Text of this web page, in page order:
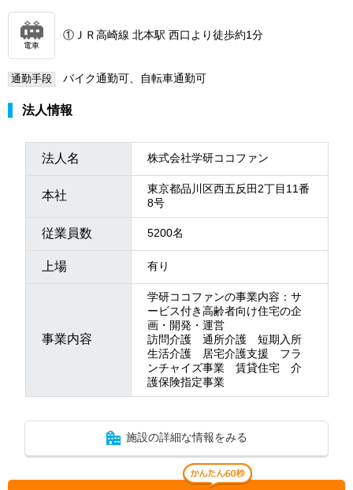
電車
①ＪＲ高崎線 北本駅 西口より徒歩約1分
通勤手段 バイク通勤可、自転車通勤可
法人情報
法人名 株式会社学研ココファン
本社
東京都品川区西五反田2丁目11番
8号
従業員数 5200名
上場 有り
事業内容
学研ココファンの事業内容：サ
ービス付き高齢者向け住宅の企
画・開発・運営
訪問介護 通所介護 短期入所
生活介護 居宅介護支援 フラ
ンチャイズ事業 賃貸住宅 介
護保険指定事業
施設の詳細な情報をみる